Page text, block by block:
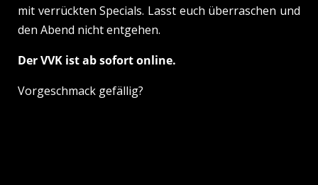
mit verrückten Specials. Lasst euch überraschen und
den Abend nicht entgehen.
Der VVK ist ab sofort online.
Vorgeschmack gefällig?